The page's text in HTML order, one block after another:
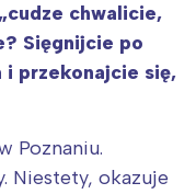
chwalicie,
Sięgnijcie po
przekonajcie się,
Poznaniu.
Niestety, okazuje